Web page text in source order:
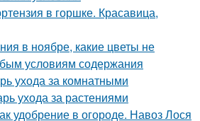
в горшке. Красавица,
в ноябре, какие цветы не
условиям содержания
ухода за комнатными
ухода за растениями
удобрение в огороде. Навоз Лося